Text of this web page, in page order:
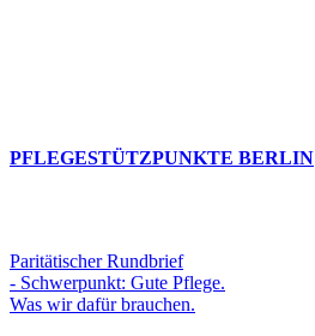
PFLEGESTÜTZPUNKTE BERLIN
Paritätischer Rundbrief
- Schwerpunkt: Gute Pflege.
Was wir dafür brauchen.